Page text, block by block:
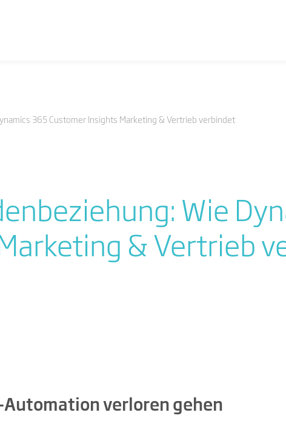
365 Customer Insights Marketing & Vertrieb verbindet
Wie
& Vertrieb
Automation verloren gehen